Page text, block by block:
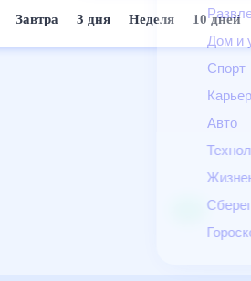
Дом
Спорт
Авто
Завтра 3 дня Неделя 10